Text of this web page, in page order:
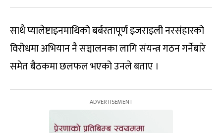
साथै प्यालेष्टाइनमाथिको बर्बरतापूर्ण इजराइली नरसंहारको
विरोधमा अभियान नै सञ्चालनका लागि संयन्त्र गठन गर्नेबारे
समेत बैठकमा छलफल भएको उनले बताए ।